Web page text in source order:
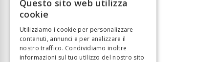
FRENCH
Questo sito web utilizza
cookie
Utilizziamo i cookie per personalizzare
contenuti, annunci e per analizzare il
nostro traffico. Condividiamo inoltre
informazioni sul tuo utilizzo del nostro sito